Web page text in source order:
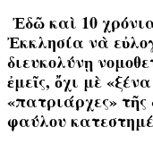
Ἐδῶ καὶ 10
Ἐκκλησία νὰ
διευκολύνῃ
ἐμεῖς, ὄχι μὲ
«πατριάρχες» τῆς
φαύλου